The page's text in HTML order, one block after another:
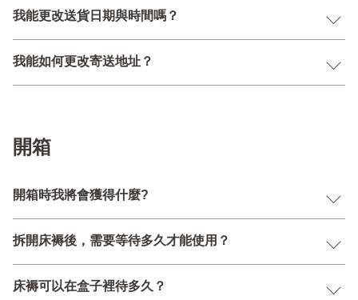
我能更改送貨日期與時間嗎？
我能如何更改寄送地址？
開箱
開箱時我將會獲得什麼?
拆開床褥後，需要等待多久才能使用？
床褥可以在盒子裡待多久？